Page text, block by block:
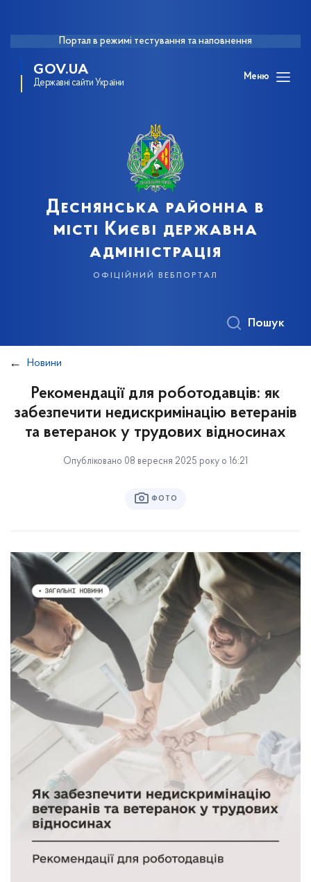
Портал в режимі тестування та наповнення
GOV.UA
Державні сайти України
Меню
Деснянська районна в
місті Києві державна
адміністрація
офіційний вебпортал
Пошук
Новини
Рекомендації для роботодавців: як
забезпечити недискримінацію ветеранів
та ветеранок у трудових відносинах
Опубліковано 08 вересня 2025 року о 16:21
ФОТО